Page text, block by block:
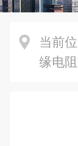
当前位
缘电